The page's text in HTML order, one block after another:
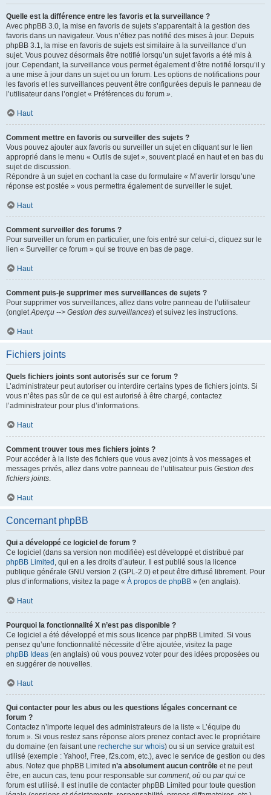
Quelle est la différence entre les favoris et la surveillance ?
Avec phpBB 3.0, la mise en favoris de sujets s’apparentait à la gestion des
favoris dans un navigateur. Vous n’étiez pas notifié des mises à jour. Depuis
phpBB 3.1, la mise en favoris de sujets est similaire à la surveillance d’un
sujet. Vous pouvez désormais être notifié lorsqu’un sujet favoris a été mis à
jour. Cependant, la surveillance vous permet également d’être notifié lorsqu’il y
a une mise à jour dans un sujet ou un forum. Les options de notifications pour
les favoris et les surveillances peuvent être configurées depuis le panneau de
l’utilisateur dans l’onglet « Préférences du forum ».
Haut
Comment mettre en favoris ou surveiller des sujets ?
Vous pouvez ajouter aux favoris ou surveiller un sujet en cliquant sur le lien
approprié dans le menu « Outils de sujet », souvent placé en haut et en bas du
sujet de discussion.
Répondre à un sujet en cochant la case du formulaire « M’avertir lorsqu’une
réponse est postée » vous permettra également de surveiller le sujet.
Haut
Comment surveiller des forums ?
Pour surveiller un forum en particulier, une fois entré sur celui-ci, cliquez sur le
lien « Surveiller ce forum » qui se trouve en bas de page.
Haut
Comment puis-je supprimer mes surveillances de sujets ?
Pour supprimer vos surveillances, allez dans votre panneau de l’utilisateur
(ongletAperçu --> Gestion des surveillances) et suivez les instructions.
Haut
Fichiers joints
Quels fichiers joints sont autorisés sur ce forum ?
L’administrateur peut autoriser ou interdire certains types de fichiers joints. Si
vous n’êtes pas sûr de ce qui est autorisé à être chargé, contactez
l’administrateur pour plus d’informations.
Haut
Comment trouver tous mes fichiers joints ?
Pour accéder à la liste des fichiers que vous avez joints à vos messages et
messages privés, allez dans votre panneau de l’utilisateur puis Gestion des
fichiers joints.
Haut
Concernant phpBB
Qui a développé ce logiciel de forum ?
Ce logiciel (dans sa version non modifiée) est développé et distribué par
phpBB Limited , qui en a les droits d’auteur. Il est publié sous la licence
publique générale GNU version 2 (GPL-2.0) et peut être diffusé librement. Pour
plus d’informations, visitez la page « À propos de phpBB » (en anglais).
Haut
Pourquoi la fonctionnalité X n’est pas disponible ?
Ce logiciel a été développé et mis sous licence par phpBB Limited. Si vous
pensez qu’une fonctionnalité nécessite d’être ajoutée, visitez la page
phpBB Ideas (en anglais) où vous pouvez voter pour des idées proposées ou
en suggérer de nouvelles.
Haut
Qui contacter pour les abus ou les questions légales concernant ce
forum ?
Contactez n’importe lequel des administrateurs de la liste « L’équipe du
forum ». Si vous restez sans réponse alors prenez contact avec le propriétaire
du domaine (en faisant une recherche sur whois) ou si un service gratuit est
utilisé (exemple : Yahoo!, Free, f2s.com, etc.), avec le service de gestion ou des
abus. Notez que phpBB Limited n’a absolument aucun contrôle et ne peut
être, en aucun cas, tenu pour responsable sur comment, où ou par qui ce
forum est utilisé. Il est inutile de contacter phpBB Limited pour toute question